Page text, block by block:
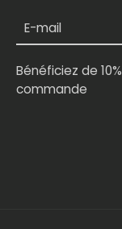
E-mail
Bénéficiez de
commande